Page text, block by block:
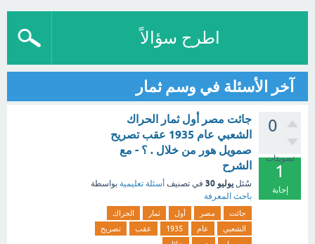
اطرح سؤالاً
آخر الأسئلة في وسم ثمار
0
تصويتات
1
إجابة
جائت مصر أول ثمار الحراك
الشعبي عام 1935 عقب تصريح
صمويل هور من خلال . ؟ - مع
الشرح
سُئل يوليو 30 في تصنيف أسئلة تعليمية بواسطة
باحث المعرفة
جائت مصر أول ثمار
الحراك
الشعبي
عام 1935 عقب
تصريح